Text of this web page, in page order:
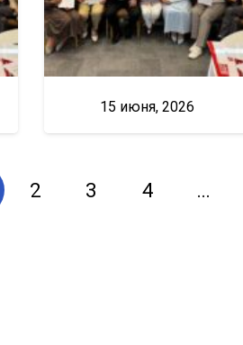
15 июня, 2026
2 3 4 …